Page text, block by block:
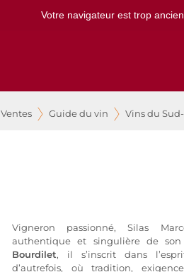
Votre navigateur est trop
Ventes Guide du vin Vins du
Vigneron passionné, Silas
authentique et singulière de
Bourdilet, il s’inscrit dans
d’autrefois, où tradition,